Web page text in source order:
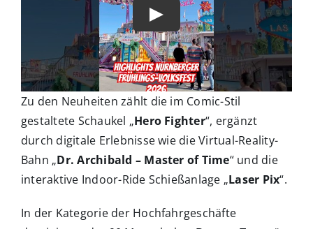
Zu den Neuheiten zählt die im Comic-Stil
gestaltete Schaukel „Hero Fighter“, ergänzt
durch digitale Erlebnisse wie die Virtual-Reality-
Bahn „Dr. Archibald – Master of Time“ und die
interaktive Indoor-Ride Schießanlage „Laser Pix“.
In der Kategorie der Hochfahrgeschäfte